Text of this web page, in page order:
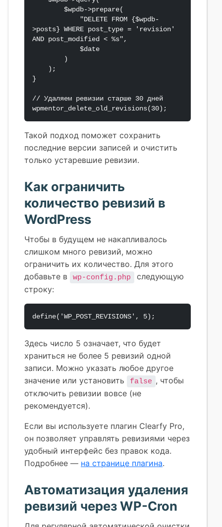
>posts} WHERE post_type = 'revision'
AND post_modified < %s",
}
// Удаляем ревизии старше 30 дней
wpmentor_delete_old_revisions(30);
Такой подход поможет сохранить
последние версии записей и очистить
только устаревшие ревизии.
Как ограничить
количество ревизий в
WordPress
Чтобы в будущем не накапливалось
слишком много ревизий, можно
ограничить их количество. Для этого
добавьте в
wp-config.php
следующую
строку:
define('WP_POST_REVISIONS', 5);
Здесь число 5 означает, что будет
храниться не более 5 ревизий одной
записи. Можно указать любое другое
значение или установить
false , чтобы
отключить ревизии вовсе (не
рекомендуется).
Если вы используете плагин Clearfy Pro,
он позволяет управлять ревизиями через
удобный интерфейс без правок кода.
Подробнее — на странице плагина.
Автоматизация удаления
ревизий через WP-Cron